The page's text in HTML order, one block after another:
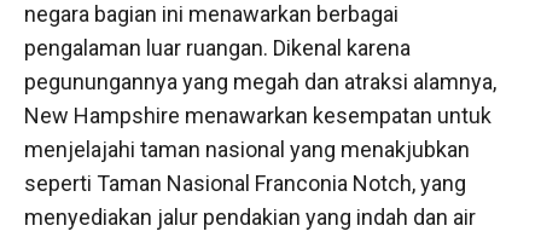
negara bagian ini menawarkan berbagai
pengalaman luar ruangan. Dikenal karena
pegunungannya yang megah dan atraksi alamnya,
New Hampshire menawarkan kesempatan untuk
menjelajahi taman nasional yang menakjubkan
seperti Taman Nasional Franconia Notch, yang
menyediakan jalur pendakian yang indah dan air